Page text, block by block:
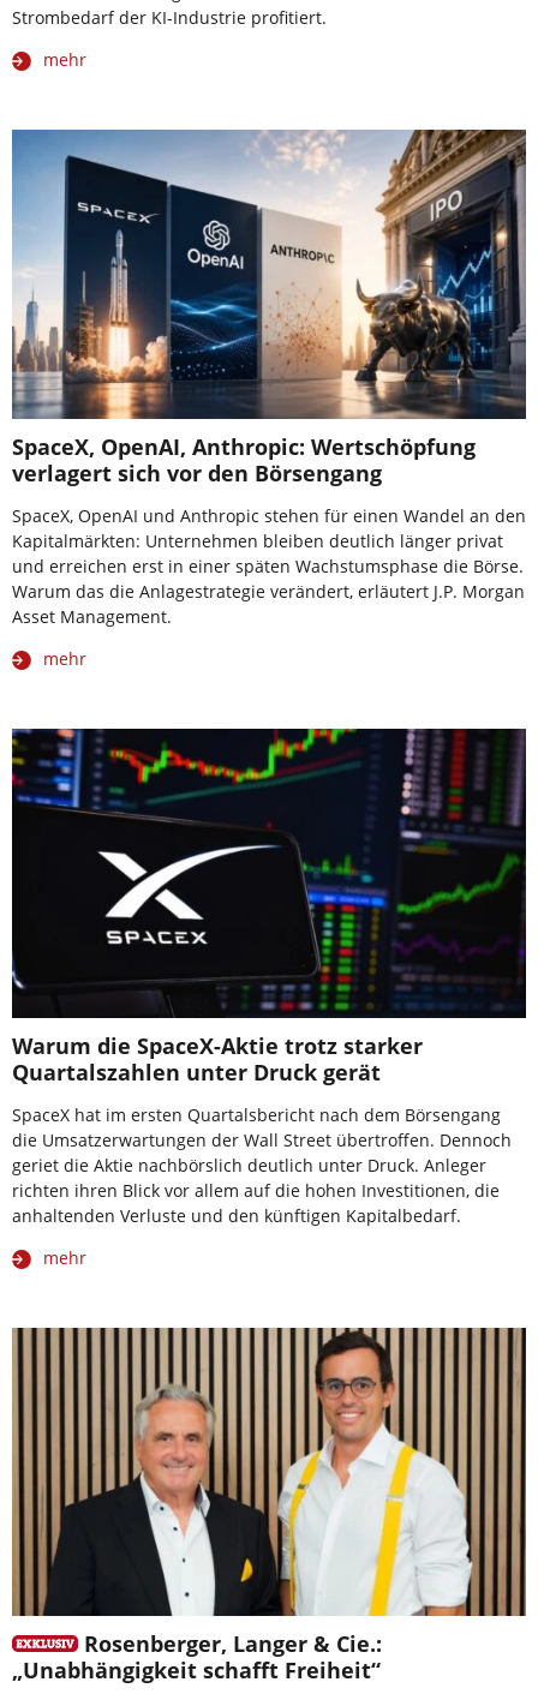
Strombedarf der KI-Industrie profitiert.
mehr
SpaceX, OpenAI, Anthropic: Wertschöpfung
verlagert sich vor den Börsengang
SpaceX, OpenAI und Anthropic stehen für einen Wandel an den
Kapitalmärkten: Unternehmen bleiben deutlich länger privat
und erreichen erst in einer späten Wachstumsphase die Börse.
Warum das die Anlagestrategie verändert, erläutert J.P. Morgan
Asset Management.
mehr
Warum die SpaceX-Aktie trotz starker
Quartalszahlen unter Druck gerät
SpaceX hat im ersten Quartalsbericht nach dem Börsengang
die Umsatzerwartungen der Wall Street übertroffen. Dennoch
geriet die Aktie nachbörslich deutlich unter Druck. Anleger
richten ihren Blick vor allem auf die hohen Investitionen, die
anhaltenden Verluste und den künftigen Kapitalbedarf.
mehr
Rosenberger, Langer & Cie.:
„Unabhängigkeit schafft Freiheit“